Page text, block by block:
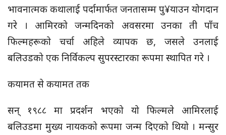
भावनात्मक कथालाई पर्दामार्फत जनतासम्म पु¥याउन योगदान
गरे । आमिरको जन्मदिनको अवसरमा उनका ती पाँच
फिल्महरूको चर्चा अहिले व्यापक छ, जसले उनलाई
बलिउडको एक निर्विकल्प सुपरस्टारका रूपमा स्थापित गरे ।
कयामत से कयामत तक
सन् १९८८ मा प्रदर्शन भएको यो फिल्मले आमिरलाई
बलिउडमा मुख्य नायकको रूपमा जन्म दिएको थियो । मन्सुर